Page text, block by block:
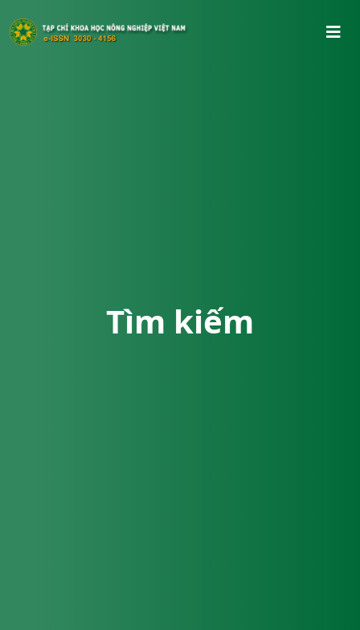
Tìm kiếm